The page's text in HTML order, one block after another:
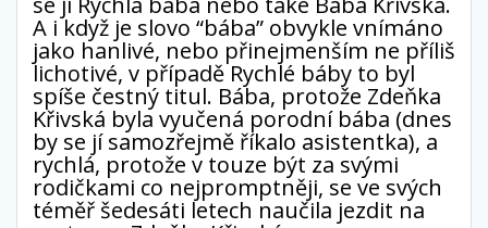
A i když je slovo “bába” obvykle vnímáno
jako hanlivé, nebo přinejmenším ne příliš
lichotivé, v případě Rychlé báby to byl
spíše čestný titul. Bába, protože Zdeňka
Křivská byla vyučená porodní bába (dnes
by se jí samozřejmě říkalo asistentka), a
rychlá, protože v touze být za svými
rodičkami co nejpromptněji, se ve svých
téměř šedesáti letech naučila jezdit na